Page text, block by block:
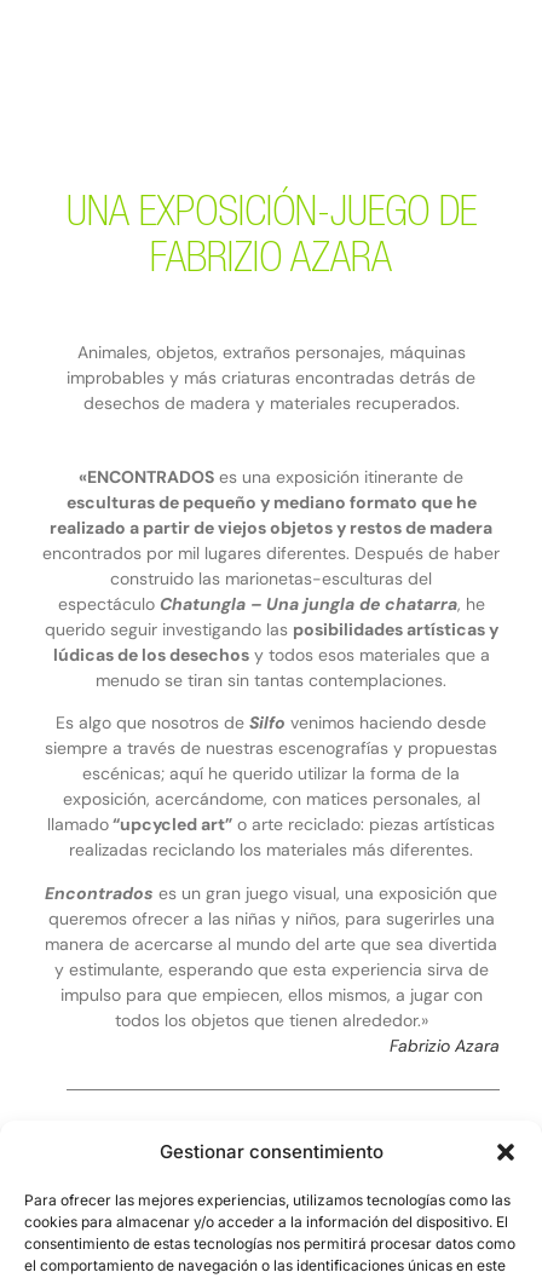
Gestionar consentimiento
Para ofrecer las mejores experiencias, utilizamos tecnologías como las
cookies para almacenar y/o acceder a la información del dispositivo. El
consentimiento de estas tecnologías nos permitirá procesar datos como
el comportamiento de navegación o las identificaciones únicas en este
UNA EXPOSICIÓN-JUEGO DE
FABRIZIO AZARA
Animales, objetos, extraños personajes, máquinas
improbables y más criaturas encontradas detrás de
desechos de madera y materiales recuperados.
«ENCONTRADOS es una exposición itinerante de
esculturas de pequeño y mediano formato que he
realizado a partir de viejos objetos y restos de madera
encontrados por mil lugares diferentes. Después de haber
construido las marionetas-esculturas del
espectáculo Chatungla – Una jungla de chatarra, he
querido seguir investigando las posibilidades artísticas y
lúdicas de los desechosy todos esos materiales que a
menudo se tiran sin tantas contemplaciones.
Es algo que nosotros de Silfo venimos haciendo desde
siempre a través de nuestras escenografías y propuestas
escénicas; aquí he querido utilizar la forma de la
exposición, acercándome, con matices personales, al
llamado“upcycled art” o arte reciclado: piezas artísticas
realizadas reciclando los materiales más diferentes.
Encontrados es un gran juego visual, una exposición que
queremos ofrecer a las niñas y niños, para sugerirles una
manera de acercarse al mundo del arte que sea divertida
y estimulante, esperando que esta experiencia sirva de
impulso para que empiecen, ellos mismos, a jugar con
todos los objetos que tienen alrededor.»
Fabrizio Azara
trozos de listones, restos de cortes, ramas secas,
materiales de origen diferente, todos ellos recuperados y
rescatados de la antesala de la basura.